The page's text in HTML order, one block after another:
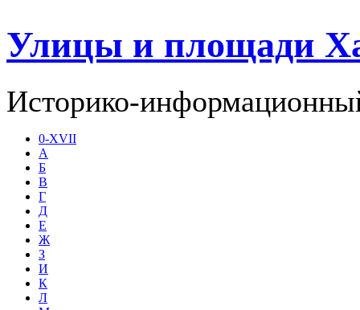
Улицы и площади
Историко-
0-XVII
А
Б
В
Г
Д
Е
Ж
З
И
К
Л